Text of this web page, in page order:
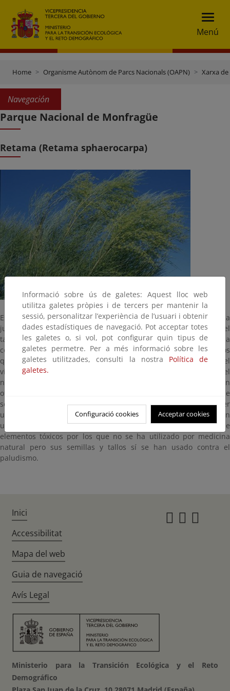
Menú
Home Organisme Autònom de Parcs Nacionals (OAPN) Xarxa
Navegación
Parque Nacional de Monfragüe
Retama (Retama sphaerocarpa)
Es un arbusto que puede alcanzar los 2 m con ramas similares a
juncos y que pierden prontamente las hojas desempeñando el
tallo las funciones asimiladoras. El fruto es una legumbre globosa
con una o dos semillas en su interior que están sueltas por los
que actúa como una pequeña maraca al ser balanceada por el
viento. Para dan nombre científico a este género se aceptó el
nombre popular español, retama, por no criarse esta planta en
otro punto de Europa fuera de la Península Ibérica. Esta especie
se ha aprovechado para lecha, incluso se ha cultivado para ser
utilizada en la tahona principalmente. También sus raíces se han
utilizado para fabricar pequeños utensilios. La planta contiene
elementos tóxicos por los que no se ha utilizado por medicina
natural pero sus semillas y tallos sí se han usado contra el
paludismo.
Informació sobre ús de galetes: Aquest lloc web
utilitza galetes pròpies i de tercers per mantenir la
sessió, personalitzar l’experiència de l’usuari i obtenir
dades estadístiques de navegació. Pot acceptar totes
les galetes o, si vol, pot configurar quin tipus de
galetes permetre. Per a més informació sobre les
galetes utilitzades, consulti la nostra Política de
galetes.
Configuració cookies Acceptar cookies
Inici
Accessibilitat
Mapa del web
Guia de navegació
Avís Legal
Ministerio para la Transición Ecológica y el Reto
Demográfico